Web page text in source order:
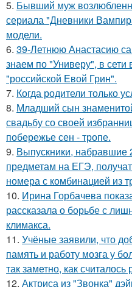
5. Бывший муж
сериала "Дневники
модели.
6. 39-Летнюю Анастасию
знаем по "Универу", в
"российской Евой Грин".
7. Когда родители только
8. Младший сын
свадьбу со своей
побережье сен - тропе.
9. Выпускники, набравшие
предметам на ЕГЭ,
номера с комбинацией из
10. Ирина Горбачева
рассказала о борьбе с
климакса.
11. Учёные заявили, что
память и работу мозга у
так заметно, как
12. Актриса из "Звонка"